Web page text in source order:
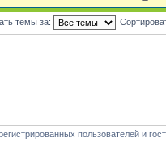
темы за:
пользователей и